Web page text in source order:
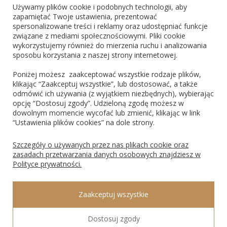
ZNAJDŹ NAS
PŁATNOŚCI
Blik PayPo Visa
240547340, KRS: 0000297347 Sąd Rejonowy Katowice Wschód w Katowicach, VIII
POKAŻ PEŁNĄ WERSJĘ STRONY
Używamy plików cookie i podobnych technologii, aby
zapamiętać Twoje ustawienia, prezentować
spersonalizowane treści i reklamy oraz udostępniać funkcje
związane z mediami społecznościowymi. Pliki cookie
wykorzystujemy również do mierzenia ruchu i analizowania
sposobu korzystania z naszej strony internetowej.
Poniżej możesz zaakceptować wszystkie rodzaje plików,
klikając “Zaakceptuj wszystkie”, lub dostosować, a także
odmówić ich używania (z wyjątkiem niezbędnych), wybierając
opcję “Dostosuj zgody”. Udzieloną zgodę możesz w
dowolnym momencie wycofać lub zmienić, klikając w link
“Ustawienia plików cookies” na dole strony.
Szczegóły o używanych przez nas plikach cookie oraz
zasadach przetwarzania danych osobowych znajdziesz w
Polityce prywatności.
Dostosuj zgody
Zaakceptuj wszystkie